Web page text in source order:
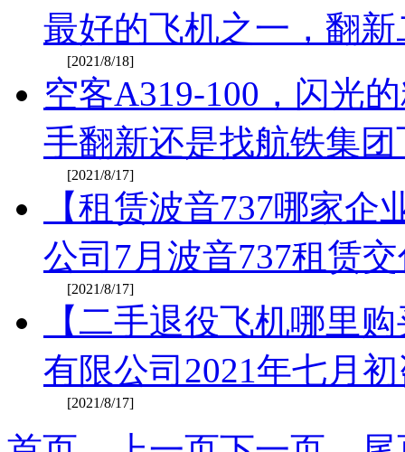
最好的飞机之一，翻
[2021/8/18]
空客A319-100，闪光
手翻新还是找航铁集
[2021/8/17]
【租赁波音737哪家
公司7月波音737租赁
[2021/8/17]
【二手退役飞机哪里
有限公司2021年七月
[2021/8/17]